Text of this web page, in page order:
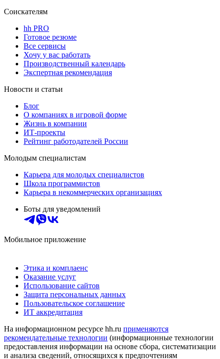
Соискателям
hh PRO
Готовое резюме
Все сервисы
Хочу у вас работать
Производственный календарь
Экспертная рекомендация
Новости и статьи
Блог
О компаниях в игровой форме
Жизнь в компании
ИТ-проекты
Рейтинг работодателей России
Молодым специалистам
Карьера для молодых специалистов
Школа программистов
Карьера в некоммерческих организациях
Боты для уведомлений
Мобильное приложение
Этика и комплаенс
Оказание услуг
Использование сайтов
Защита персональных данных
Пользовательское соглашение
ИТ аккредитация
На информационном ресурсе hh.ru применяются
рекомендательные технологии (информационные технологии
предоставления информации на основе сбора, систематизации
и анализа сведений, относящихся к предпочтениям